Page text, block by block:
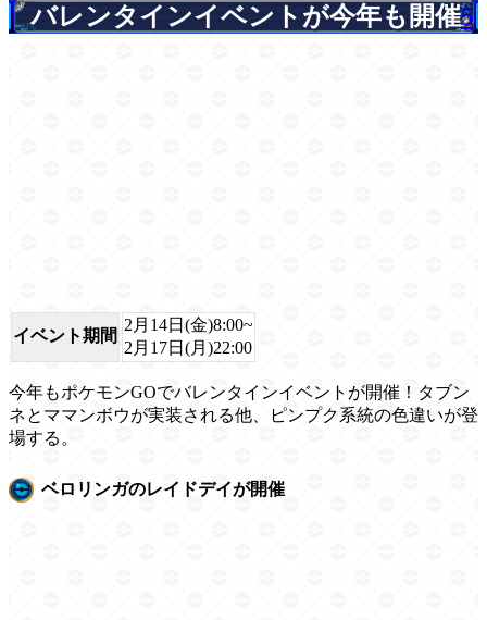
バレンタインイベントが今年も開催5
イベント期間
2月14日(金)8:00~
2月17日(月)22:00
今年もポケモンGOでバレンタインイベントが開催！タブン
ネとママンボウが実装される他、ピンプク系統の色違いが登
場する。
ベロリンガのレイドデイが開催